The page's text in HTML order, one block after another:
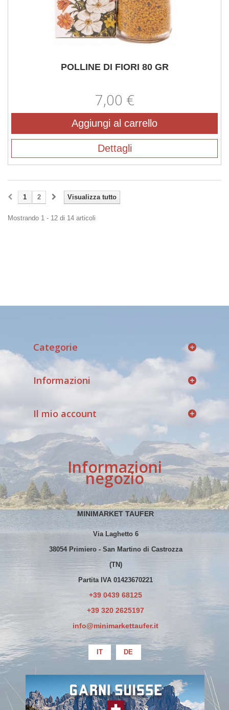
POLLINE DI FIORI 80 GR
7,00 €
Aggiungi al carrello
Dettagli
Visualizza tutto
1 2
Mostrando 1 - 12 di 14 articoli
Categorie
Informazioni
Il mio account
Informazioni
negozio
MINIMARKET TAUFER
Via Laghetto 6
38054 Primiero - San Martino di Castrozza
(TN)
Partita IVA 01423670221
+39 0439 68125
+39 320 2625197
info@minimarkettaufer.it
IT DE
di erogazioni già oggetto di pubblicazione
sul Registro Nazionale degli Aiuti di Stato